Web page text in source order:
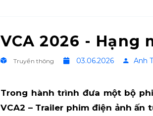
VCA 2026 -
Truyền thông 03.06.2026 Anh
Trong hành trình đưa một bộ
VCA2 – Trailer phim điện ảnh